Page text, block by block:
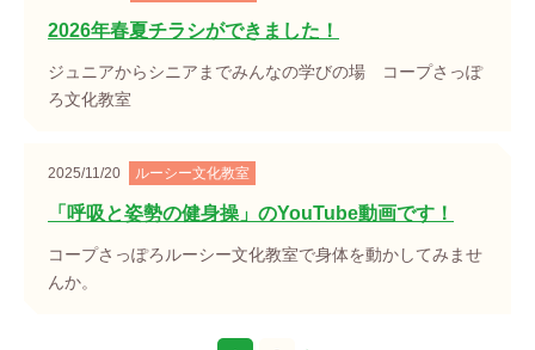
2026年春夏チラシができました！
ジュニアからシニアまでみんなの学びの場 コープさっぽ
ろ文化教室
2025/11/20 ルーシー文化教室
「呼吸と姿勢の健身操」のYouTube動画です！
コープさっぽろルーシー文化教室で身体を動かしてみませ
んか。